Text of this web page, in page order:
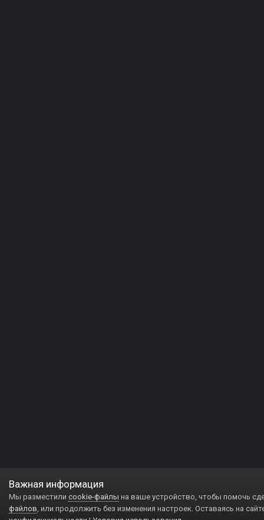
Важная информация
Мы разместили cookie-файлы на ваше устройство, чтобы помочь
файлов, или продолжить без изменения настроек. Оставаясь на